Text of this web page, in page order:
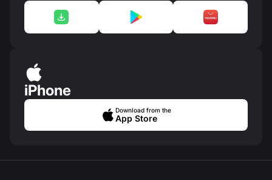
iPhone
Download from the
App Store